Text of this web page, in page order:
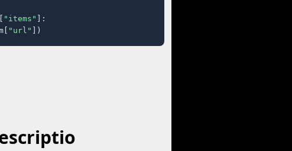
"items" ]:
"url" ])